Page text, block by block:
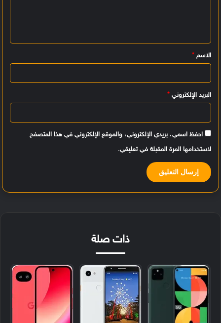
ي
ق
الاسم *
البريد الإلكتروني *
احفظ اسمي، بريدي الإلكتروني، والموقع الإلكتروني في هذا المتصفح
لاستخدامها المرة المقبلة في تعليقي.
ذات صلة